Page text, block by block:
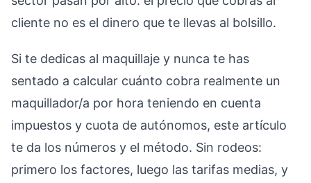
cliente no es el dinero que te llevas al bolsillo.
Si te dedicas al maquillaje y nunca te has
sentado a calcular cuánto cobra realmente un
maquillador/a por hora teniendo en cuenta
impuestos y cuota de autónomos, este artículo
te da los números y el método. Sin rodeos:
primero los factores, luego las tarifas medias, y